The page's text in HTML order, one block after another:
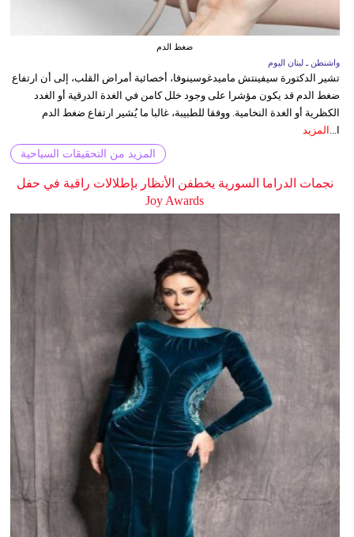
ضغط الدم
واشنطن ـ لبنان اليوم
تشير الدكتورة سيفينتش ماميدغوسينوفا، أخصائية أمراض القلب، إلى أن ارتفاع
ضغط الدم قد يكون مؤشرا على وجود خلل كامن في الغدة الدرقية أو الغدد
الكظرية أو الغدة النخامية. ووفقا للطبيبة، غالبا ما يُشير ارتفاع ضغط الدم
ا...
المزيد
المزيد من التحقيقات السياحية
نجمات الدراما السورية يخطفن الأنظار بإطلالات راقية في حفل
Joy Awards